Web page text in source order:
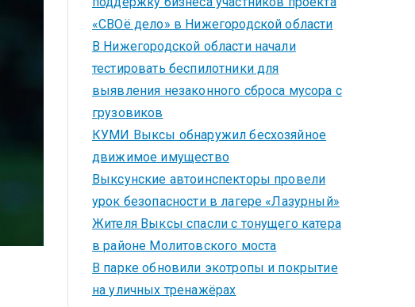
«СВОё дело» в Нижегородской области
В Нижегородской области начали
тестировать беспилотники для
выявления незаконного сброса мусора с
грузовиков
КУМИ Выксы обнаружил бесхозяйное
движимое имущество
Выксунские автоинспекторы провели
урок безопасности в лагере «Лазурный»
Жителя Выксы спасли с тонущего катера
в районе Молитовского моста
В парке обновили экотропы и покрытие
на уличных тренажёрах